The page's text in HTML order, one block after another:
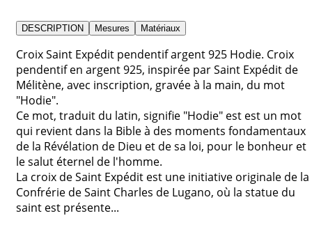
DESCRIPTION Mesures Matériaux
Croix Saint Expédit pendentif argent 925 Hodie. Croix
pendentif en argent 925, inspirée par Saint Expédit de
Mélitène, avec inscription, gravée à la main, du mot
"Hodie".
Ce mot, traduit du latin, signifie "Hodie" est est un mot
qui revient dans la Bible à des moments fondamentaux
de la Révélation de Dieu et de sa loi, pour le bonheur et
le salut éternel de l'homme.
La croix de Saint Expédit est une initiative originale de la
Confrérie de Saint Charles de Lugano, où la statue du
saint est présente...